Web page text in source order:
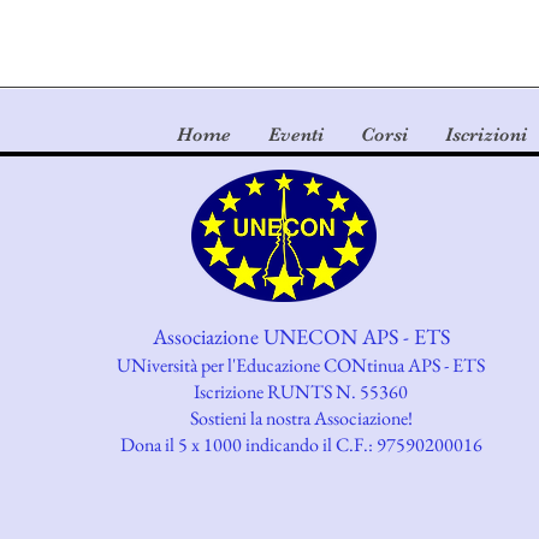
Home Eventi Corsi Iscrizioni
Associazione UNECON APS - ETS
UNiversità per l'Educazione CONtinua APS - ETS
Iscrizione RUNTS N. 55360
​Sostieni la nostra Associazione!
Dona il 5 x 1000 indicando il C.F.: 97590200016